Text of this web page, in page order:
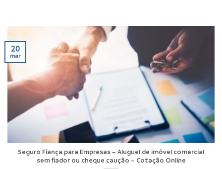
Seguro Fiança para Empresas – Aluguel de imóvel comercial
sem fiador ou cheque caução – Cotação Online
20
mar